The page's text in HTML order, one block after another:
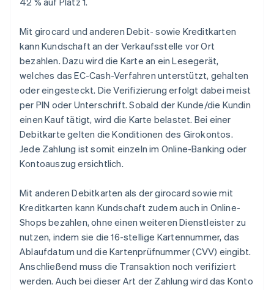
Mit girocard und anderen Debit- sowie Kreditkarten
kann Kundschaft an der Verkaufsstelle vor Ort
bezahlen. Dazu wird die Karte an ein Lesegerät,
welches das EC-Cash-Verfahren unterstützt, gehalten
oder eingesteckt. Die Verifizierung erfolgt dabei meist
per PIN oder Unterschrift. Sobald der Kunde/die Kundin
einen Kauf tätigt, wird die Karte belastet. Bei einer
Debitkarte gelten die Konditionen des Girokontos.
Jede Zahlung ist somit einzeln im Online-Banking oder
Kontoauszug ersichtlich.
Mit anderen Debitkarten als der girocard sowie mit
Kreditkarten kann Kundschaft zudem auch in Online-
Shops bezahlen, ohne einen weiteren Dienstleister zu
nutzen, indem sie die 16-stellige Kartennummer, das
Ablaufdatum und die Kartenprüfnummer (CVV) eingibt.
Anschließend muss die Transaktion noch verifiziert
werden. Auch bei dieser Art der Zahlung wird das Konto